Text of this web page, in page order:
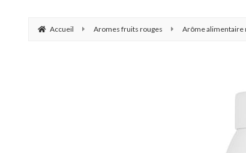
Accueil Aromes fruits rouges Arôme alimentaire